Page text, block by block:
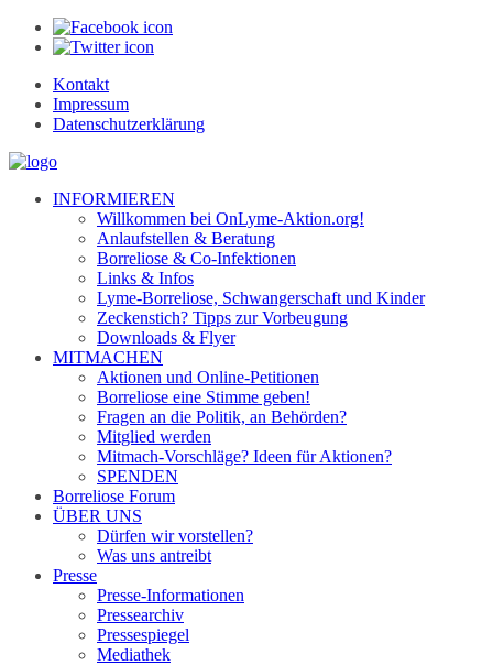
Kontakt
Impressum
Datenschutzerklärung
INFORMIEREN
Willkommen bei OnLyme-Aktion.org!
Anlaufstellen & Beratung
Borreliose & Co-Infektionen
Links & Infos
Lyme-Borreliose, Schwangerschaft und Kinder
Zeckenstich? Tipps zur Vorbeugung
Downloads & Flyer
MITMACHEN
Aktionen und Online-Petitionen
Borreliose eine Stimme geben!
Fragen an die Politik, an Behörden?
Mitglied werden
Mitmach-Vorschläge? Ideen für Aktionen?
SPENDEN
Borreliose Forum
ÜBER UNS
Dürfen wir vorstellen?
Was uns antreibt
Presse
Presse-Informationen
Pressearchiv
Pressespiegel
Mediathek